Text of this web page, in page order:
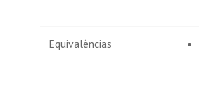
Equivalências